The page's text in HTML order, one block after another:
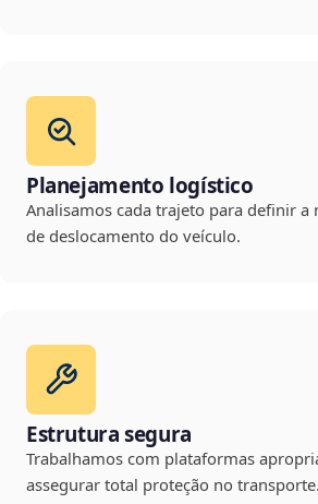
Planejamento logístico
Analisamos cada trajeto para definir a
de deslocamento do veículo.
Estrutura segura
Trabalhamos com plataformas
assegurar total proteção no transporte.